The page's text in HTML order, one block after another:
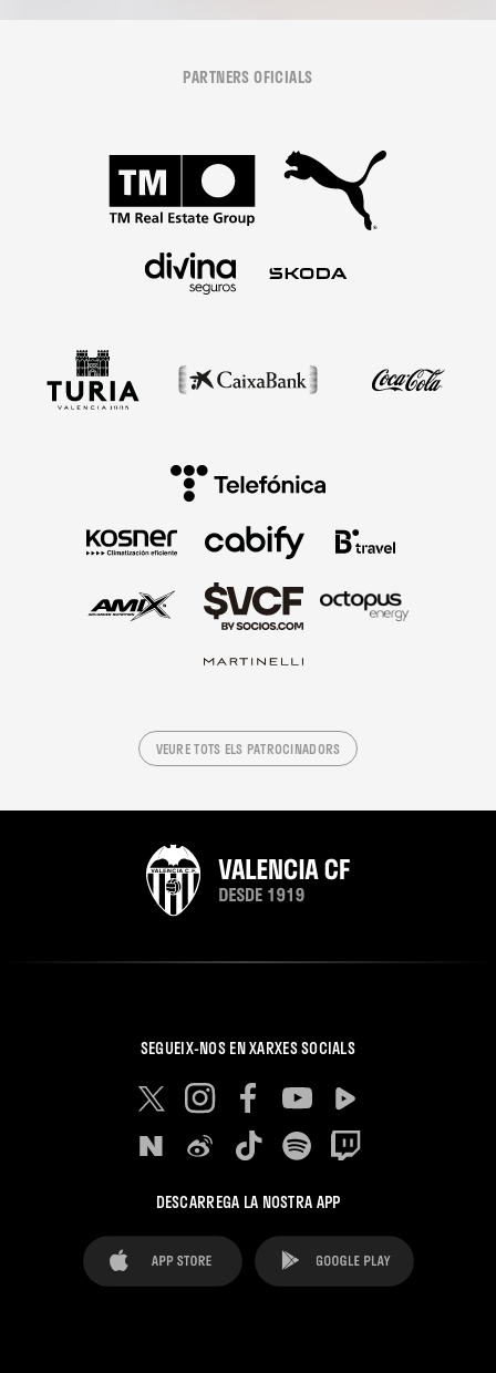
PARTNERS OFICIALS
VEURE TOTS ELS PATROCINADORS
SEGUEIX-NOS EN XARXES SOCIALS
DESCARREGA LA NOSTRA APP